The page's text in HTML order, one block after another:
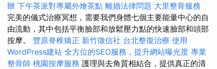
辦 下午茶派對專屬外燴茶點 離婚法律問題 大里整骨服務
完美的儀式治療冥想，需要我們身體七個主要能量中心的自
由流動，其中包括平衡臉部和放鬆壓力點的快速臉部和頭部
按摩。 豐原脊椎矯正 新竹徵信社 台北整復治療 使用
WordPress建站 全方位的SEO服務，提升網站曝光度 專業
整骨師 桃園按摩服務 護理與去角質相結合，提供真正的清